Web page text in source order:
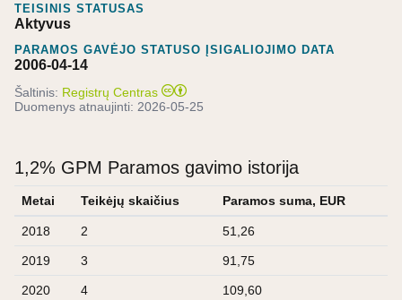
TEISINIS STATUSAS
Aktyvus
PARAMOS GAVĖJO STATUSO ĮSIGALIOJIMO DATA
2006-04-14
Šaltinis: Registrų Centras
Duomenys atnaujinti: 2026-05-25
1,2% GPM Paramos gavimo istorija
Metai Teikėjų skaičius Paramos suma, EUR
2018 2 51,26
2019 3 91,75
2020 4 109,60